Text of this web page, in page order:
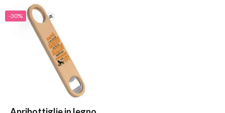
-30%